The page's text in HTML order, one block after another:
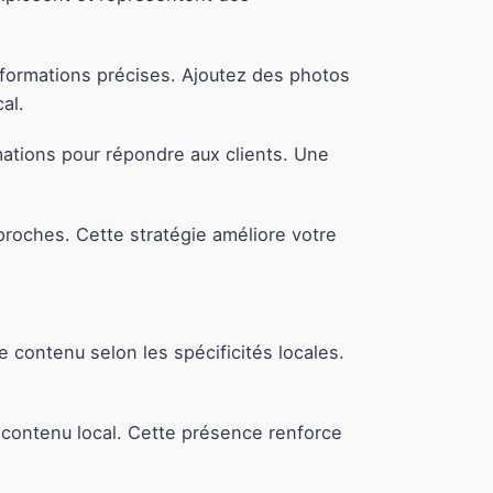
précises. Ajoutez des photos
pour répondre aux clients. Une
Cette stratégie améliore votre
contenu selon les spécificités locales.
local. Cette présence renforce